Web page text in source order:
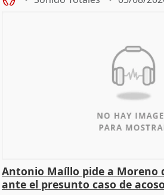
Antonio Maíllo pide a Moreno
ante el presunto caso de